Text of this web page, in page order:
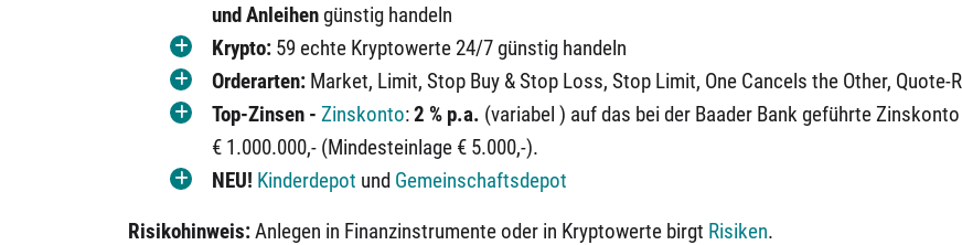
und Anleihen günstig handeln
Krypto: 59 echte Kryptowerte 24/7 günstig handeln
Orderarten: Market, Limit, Stop Buy & Stop Loss, Stop Limit, One Cancels the Other, Quote-
Top-Zinsen - Zinskonto:2 % p.a. (variabel ) auf das bei der Baader Bank geführte
€ 1.000.000,- (Mindesteinlage € 5.000,-).
NEU! Kinderdepot und Gemeinschaftsdepot
Risikohinweis:Anlegen in Finanzinstrumente oder in Kryptowerte birgt Risiken.